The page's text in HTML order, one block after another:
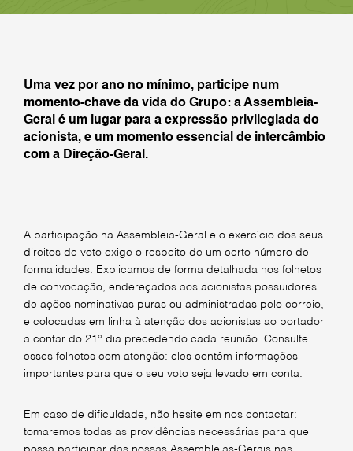
Uma vez por ano no mínimo, participe num
momento-chave da vida do Grupo: a Assembleia-
Geral é um lugar para a expressão privilegiada do
acionista, e um momento essencial de intercâmbio
com a Direção-Geral.
A participação na Assembleia-Geral e o exercício dos seus
direitos de voto exige o respeito de um certo número de
formalidades. Explicamos de forma detalhada nos folhetos
de convocação, endereçados aos acionistas possuidores
de ações nominativas puras ou administradas pelo correio,
e colocadas em linha à atenção dos acionistas ao portador
a contar do 21° dia precedendo cada reunião. Consulte
esses folhetos com atenção: eles contêm informações
importantes para que o seu voto seja levado em conta.
Em caso de dificuldade, não hesite em nos contactar:
tomaremos todas as providências necessárias para que